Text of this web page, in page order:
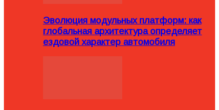
Эволюция модульных платформ: как
глобальная архитектура определяет
ездовой характер автомобиля